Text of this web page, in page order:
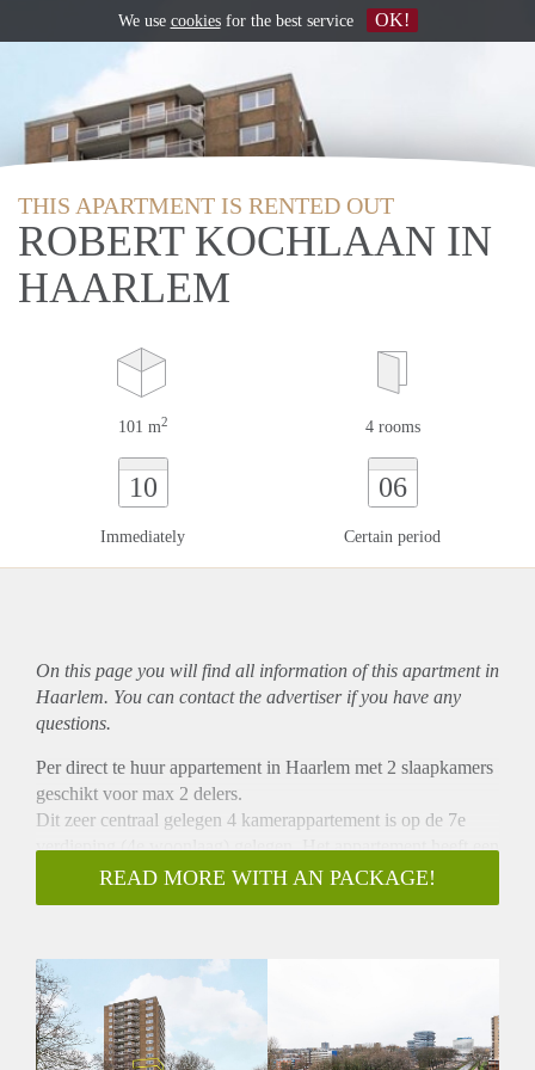
THIS APARTMENT IS RENTED OUT
ROBERT KOCHLAAN IN
HAARLEM
101 m2 4 rooms
10
Immediately
06
Certain period
On this page you will find all information of this apartmentin
Haarlem. You can contact the advertiser if you have any
questions.
Per direct te huur appartement in Haarlem met 2 slaapkamers
geschikt voor max 2 delers.
Dit zeer centraal gelegen 4 kamerappartement is op de 7e
verdieping (4e woonlaag) gelegen. Het appartement heeft een
royaal balkon op het zuiden en een extra balkon op het
westen. Het appartement heeft 2 slaapkamers. Op de begane
toegang naar de beide liftinstallaties en afgesloten toegang
naar de bergingen.
7e Verdieping: entree, royale hal met inpandige berging
voorzien van wasmachine-/ drogeraansluiting en boiler, extra
READ MORE WITH AN PACKAGE!
We use cookiesfor the best service OK!